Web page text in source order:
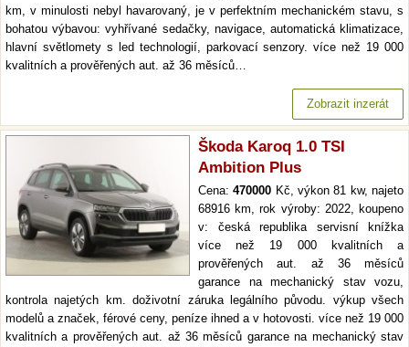
km, v minulosti nebyl havarovaný, je v perfektním mechanickém stavu, s
bohatou výbavou: vyhřívané sedačky, navigace, automatická klimatizace,
hlavní světlomety s led technologií, parkovací senzory. více než 19 000
kvalitních a prověřených aut. až 36 měsíců…
Zobrazit inzerát
Škoda Karoq 1.0 TSI
Ambition Plus
Cena:470000 Kč, výkon 81 kw, najeto
68916 km, rok výroby: 2022, koupeno
v: česká republika servisní knížka
více než 19 000 kvalitních a
prověřených aut. až 36 měsíců
garance na mechanický stav vozu,
kontrola najetých km. doživotní záruka legálního původu. výkup všech
modelů a značek, férové ceny, peníze ihned a v hotovosti. více než 19 000
kvalitních a prověřených aut. až 36 měsíců garance na mechanický stav